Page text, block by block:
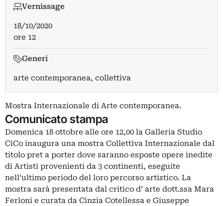
Vernissage
18/10/2020
ore 12
Generi
arte contemporanea, collettiva
Mostra Internazionale di Arte contemporanea.
Comunicato stampa
Domenica 18 ottobre alle ore 12,00 la Galleria Studio
CiCo inaugura una mostra Collettiva Internazionale dal
titolo pret a porter dove saranno esposte opere inedite
di Artisti provenienti da 3 continenti, eseguite
nell’ultimo periodo del loro percorso artistico. La
mostra sarà presentata dal critico d’ arte dott.ssa Mara
Ferloni e curata da Cinzia Cotellessa e Giuseppe